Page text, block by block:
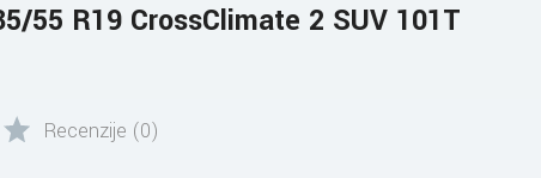
55 R19 CrossClimate 2 SUV 101T
Recenzije (0)